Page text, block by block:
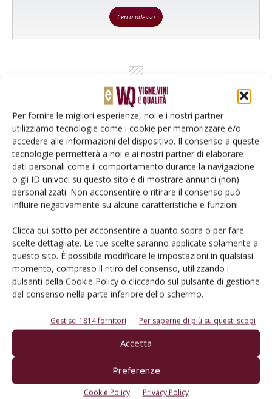
Per fornire le migliori esperienze, noi e i nostri partner
utilizziamo tecnologie come i cookie per memorizzare e/o
accedere alle informazioni del dispositivo. Il consenso a queste
tecnologie permetterà a noi e ai nostri partner di elaborare
dati personali come il comportamento durante la navigazione
o gli ID univoci su questo sito e di mostrare annunci (non)
personalizzati. Non acconsentire o ritirare il consenso può
influire negativamente su alcune caratteristiche e funzioni.
Clicca qui sotto per acconsentire a quanto sopra o per fare
scelte dettagliate. Le tue scelte saranno applicate solamente a
questo sito. È possibile modificare le impostazioni in qualsiasi
momento, compreso il ritiro del consenso, utilizzando i
pulsanti della Cookie Policy o cliccando sul pulsante di gestione
del consenso nella parte inferiore dello schermo.
Gestisci 1814 fornitori Per saperne di più su questi scopi
Accetta
Preferenze
Cookie Policy Privacy Policy
Cerca adesso
Rimani aggiornato sul mondo
dell’agricoltura
Iscriviti alle nostre newsletter